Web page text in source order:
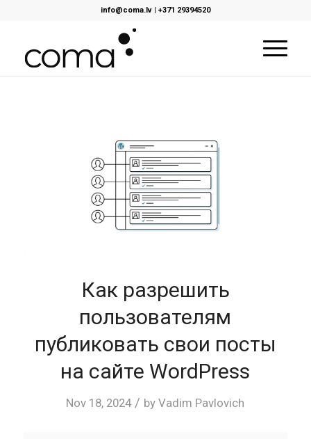
info@coma.lv| +371 29394520
Как разрешить
пользователям
публиковать свои посты
на сайте WordPress
Nov 18, 2024 / byVadim Pavlovich